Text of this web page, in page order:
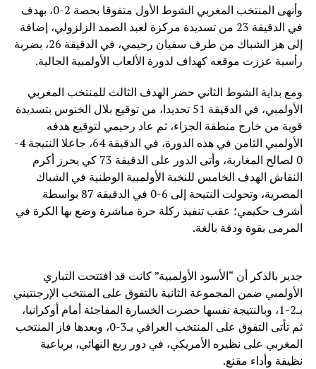
وأنهى المنتخب المغربي الشوط الأول متفوقا بحصة 2-0، بهدف
في الدقيقة 23 من تسديدة مركزة لعبد الصمد الزلزولي، إضافة
إلى هز الشباك من طرف سفيان رحيمي، في الدقيقة 26، بضربة
رأسية عززت موقعه كهداف لدورة الألعاب الأولمبية الحالية.
ومع بداية الشوط الثاني حضر الهدف الثالث للمنتخب المغربي
الأولمبي، في الدقيقة 51 تحديدا، من توقيع بلال الخنوس بتسديدة
قوية من خارج منطقة الجزاء، ثم عاد رحيمي لتوقيع هدفه
الأولمبي الثامن في هذه الدورة، في الدقيقة 64، جاعلا النتيجة 4-
0 لصالح المغاربة، وأتى الدور على الدقيقة 73 كي يحرز أكرم
النقاش الهدف الخامس للنخبة الأولمبية الوطنية في الشباك
المصرية، وتحولت النتيحة إلى 6-0 في الدقيقة 87 بواسطة
أشرف حكيمي؛ عقب تنفيذ ركلة حرة مباشرة وضع بها الكرة في
المرمى بقوة ودقة بالغة.
جدير بالذكر أن “الأسود الأولمبية” كانت قد افتتحت التباري
الأولمبي ضمن المجموعة الثانية بالتفوق على المنتخب الإرجنتيني
بـ2-1، وبالنتيجة نفسها حضرت الخسارة المفاجئة أمام أوكرانيا،
ثم تأتى التفوق على المنتخب العراقي بـ3-0، وبعدها فاز المنتخب
المغربي على نظيره الأمريكي، في دور ربع النهائي، برباعية
نظيفة وأداء مقنع.